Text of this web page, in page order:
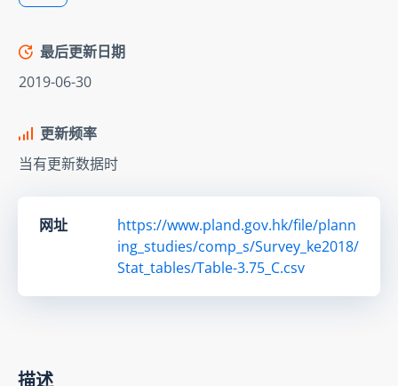
最后更新日期
2019-06-30
更新频率
当有更新数据时
网址
https://www.pland.gov.hk/file/plann
ing_studies/comp_s/Survey_ke2018/
Stat_tables/Table-3.75_C.csv
描述